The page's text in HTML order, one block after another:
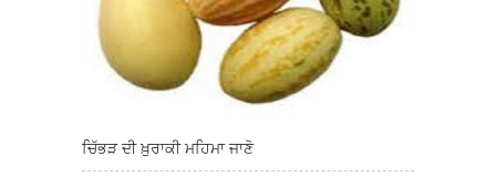
ਚਿੱਭੜ ਦੀ ਖ਼ੁਰਾਕੀ ਮਹਿਮਾ ਜਾਣੋ